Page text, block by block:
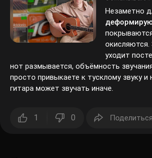
Незаметно
окисляются.
уходит
нот размывается, объёмность
просто привыкаете к тусклому звуку и
гитара может звучать иначе.
1 0 Поделиться